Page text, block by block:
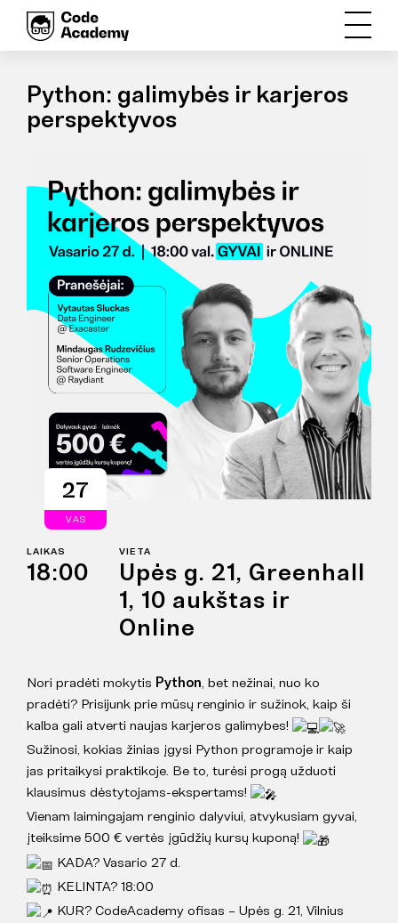
Python: galimybės ir karjeros
perspektyvos
27
VAS
LAIKAS
18:00
VIETA
Upės g. 21, Greenhall
1, 10 aukštas ir
Online
Nori pradėti mokytis Python, bet nežinai, nuo ko
pradėti? Prisijunk prie mūsų renginio ir sužinok, kaip ši
kalba gali atverti naujas karjeros galimybes!
Sužinosi, kokias žinias įgysi Python programoje ir kaip
jas pritaikysi praktikoje. Be to, turėsi progą užduoti
klausimus dėstytojams-ekspertams!
Vienam laimingajam renginio dalyviui, atvykusiam gyvai,
įteiksime 500 € vertės įgūdžių kursų kuponą!
KADA? Vasario 27 d.
KELINTA? 18:00
KUR? CodeAcademy ofisas – Upės g. 21, Vilnius